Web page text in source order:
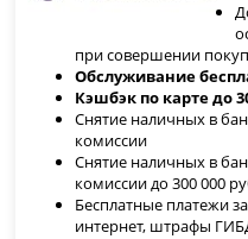
при совершении
Обслуживание
Кэшбэк по карте до
Снятие наличных в
комиссии
Снятие наличных в
комиссии до 300 000
Бесплатные платежи
интернет, штрафы